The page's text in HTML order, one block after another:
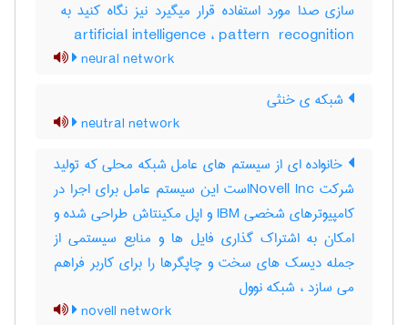
artificial intelligence ، ‎pattern ‎ recognition
neural network
شبکه ی خنثی
neutral network
خانواده ای از سیستم های عامل شبکه محلی که تولید
شرکت Novell Incاست این سیستم عامل برای اجرا در
کامپیوترهای شخصی IBM و اپل مکینتاش طراحی شده و
امکان به اشتراک گذاری فایل ها و منابع سیستمی از
جمله دیسک های سخت و چاپگرها را برای کاربر فراهم
می سازد ، شبکه نوول
novell network